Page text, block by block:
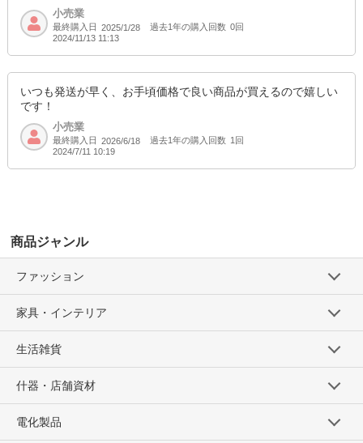
SD品番：12535884S24 / メーカー品番：524-106
参考上代 オープンプライス
SD品番：12535884S25 / メーカー品番：524-106
参考上代 オープンプライス
SOLD OUT
SD品番：12535884S27
8-5D/ベージュ 140cm
小売業
最終購入日 2025/1/28 過去1年の購入回数 0回
2024/11/13 11:13
いつも発送が早く、お手頃価格で良い商品が買えるので嬉しい
です！
小売業
最終購入日 2026/6/18 過去1年の購入回数 1回
2024/7/11 10:19
商品ジャンル
ファッション
家具・インテリア
生活雑貨
什器・店舗資材
電化製品